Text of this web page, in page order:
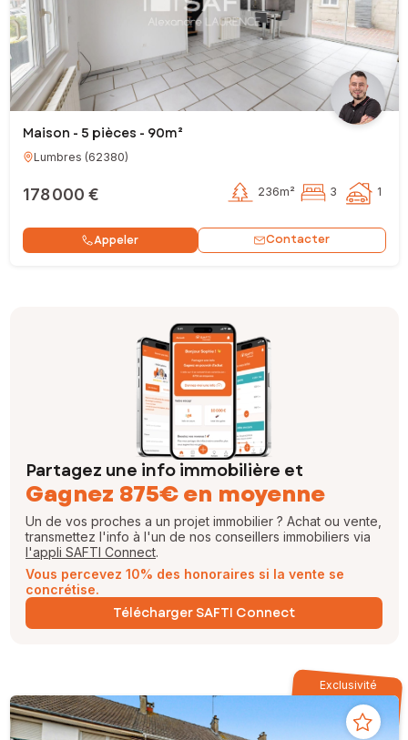
Maison - 5 pièces - 90m²
Lumbres (62380)
178 000 € 236m² 3 1
Appeler Contacter
Partagez une info immobilière et
Gagnez 875€ en moyenne
Un de vos proches a un projet immobilier ? Achat ou vente,
transmettez l'info à l'un de nos conseillers immobiliers via
l'appli SAFTI Connect.
Vous percevez 10% des honoraires si la vente se
concrétise.
Télécharger SAFTI Connect
Exclusivité